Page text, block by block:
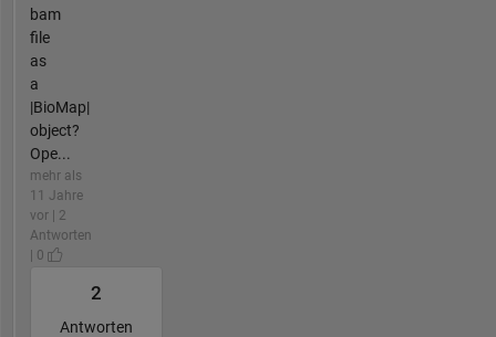
bam
file
as
a
|BioMap|
object?
Ope...
mehr als
11 Jahre
vor | 2
Antworten
| 0
2
Antworten